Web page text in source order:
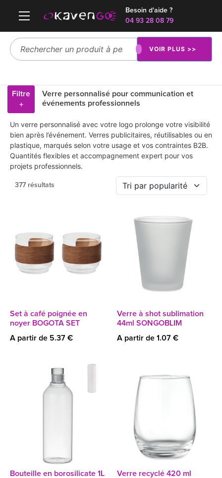
Besoin d'aide ?
04 93 28 08 79
VOIR PLUS >>
Filtre
+
Verre personnalisé pour communication et
événements professionnels
Un verre personnalisé avec votre logo prolonge votre visibilité
bien après l’événement. Verres publicitaires, réutilisables ou en
plastique, marqués selon votre usage et vos contraintes B2B.
Quantités flexibles et accompagnement expert pour vos
projets professionnels.
377 résultats
Set à café poignée en
noyer BOGOTA SET
A partir de 5.37 €
Verre à shot sublimation
44ml SONGOBLIM
A partir de 1.07 €
Bouteille en borosilicate 1L
Verre recyclé 420 ml